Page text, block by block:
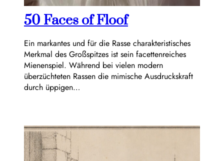
50 Faces of Floof
Ein markantes und für die Rasse charakteristisches
Merkmal des Großspitzes ist sein facettenreiches
Mienenspiel. Während bei vielen modern
überzüchteten Rassen die mimische Ausdruckskraft
durch üppigen…